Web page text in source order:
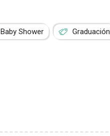
Baby Shower Graduación